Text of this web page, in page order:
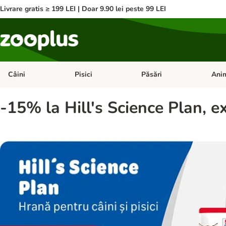
Livrare gratis ≥ 199 LEI | Doar 9.90 lei peste 99 LEI
Câini Deschideți meniul cu categorii: Câini
Pisici Deschideți meniul cu
Păsări
-15% la Hill's Science Plan,